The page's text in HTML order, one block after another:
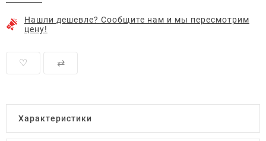
Нашли дешевле? Сообщите нам и мы пересмотрим
цену!
♡ ⇄
Характеристики